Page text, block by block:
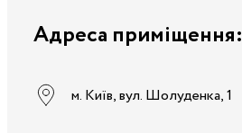
Адреса приміщення:
м. Київ, вул. Шолуденка, 1